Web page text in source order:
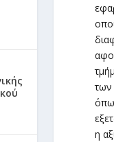
των
η